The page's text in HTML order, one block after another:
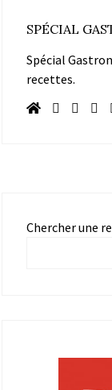
SPÉCIAL
Spécial
recettes.
Chercher une